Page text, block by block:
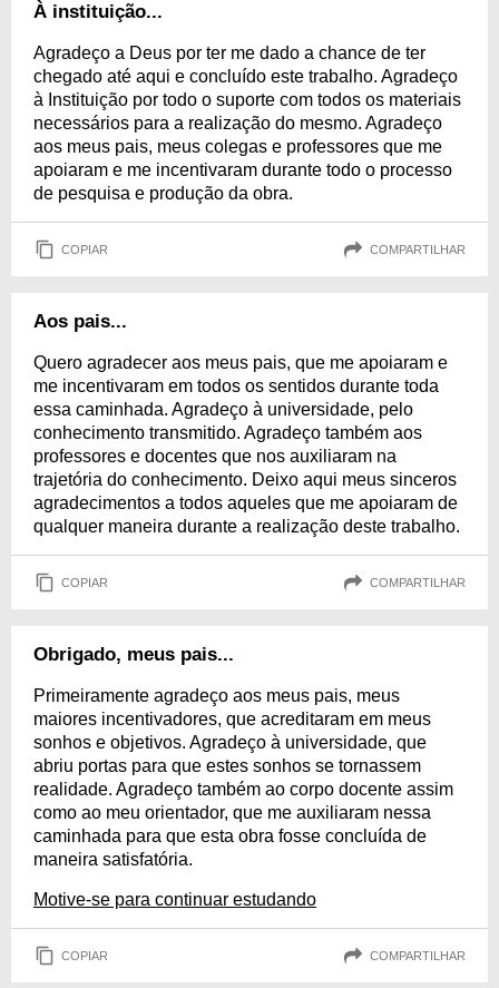
À instituição...
Agradeço a Deus por ter me dado a chance de ter
chegado até aqui e concluído este trabalho. Agradeço
à Instituição por todo o suporte com todos os materiais
necessários para a realização do mesmo. Agradeço
aos meus pais, meus colegas e professores que me
apoiaram e me incentivaram durante todo o processo
de pesquisa e produção da obra.
COPIAR COMPARTILHAR
Aos pais...
Quero agradecer aos meus pais, que me apoiaram e
me incentivaram em todos os sentidos durante toda
essa caminhada. Agradeço à universidade, pelo
conhecimento transmitido. Agradeço também aos
professores e docentes que nos auxiliaram na
trajetória do conhecimento. Deixo aqui meus sinceros
agradecimentos a todos aqueles que me apoiaram de
qualquer maneira durante a realização deste trabalho.
COPIAR COMPARTILHAR
Obrigado, meus pais...
Primeiramente agradeço aos meus pais, meus
maiores incentivadores, que acreditaram em meus
sonhos e objetivos. Agradeço à universidade, que
abriu portas para que estes sonhos se tornassem
realidade. Agradeço também ao corpo docente assim
como ao meu orientador, que me auxiliaram nessa
caminhada para que esta obra fosse concluída de
maneira satisfatória.
Motive-se para continuar estudando
COPIAR COMPARTILHAR